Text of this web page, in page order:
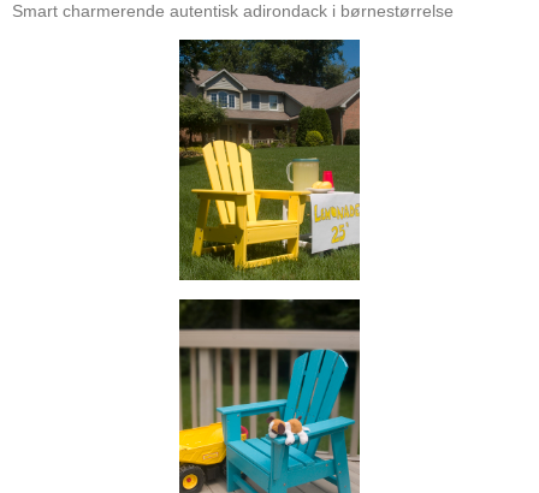
Smart charmerende autentisk adirondack i børnestørrelse